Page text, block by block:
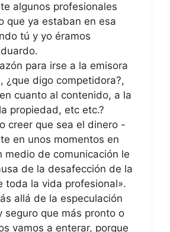
algunos profesionales
que ya estaban en esa
tú y yo éramos
para irse a la emisora
¿que digo competidora?,
cuanto al contenido, a la
propiedad, etc etc.?
creer que sea el dinero -
en unos momentos en
medio de comunicación le
de la desafección de la
toda la vida profesional».
allá de la especulación
seguro que más pronto o
vamos a enterar, porque